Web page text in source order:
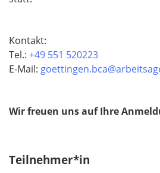
Kontakt:
Tel.: +49 551 520223
E-Mail:
Wir freuen uns auf Ihre
Teilnehmer*in